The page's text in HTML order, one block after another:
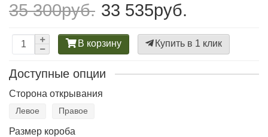
35 300руб. 33 535руб.
В корзину Купить в 1 клик
Доступные опции
Сторона открывания
Левое Правое
Размер короба